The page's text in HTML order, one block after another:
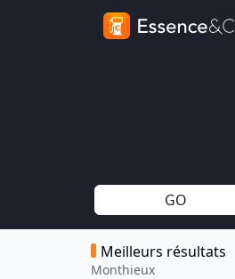
GO
Meilleurs résultats
Monthieux